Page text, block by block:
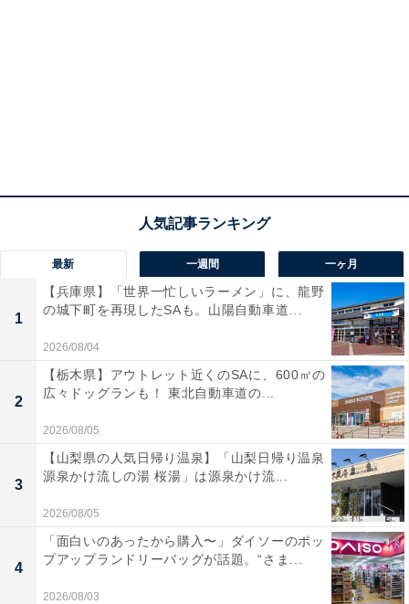
最新 一週間 一ヶ月
1
【兵庫県】「世界一忙しいラーメン」に、龍野
の城下町を再現したSAも。山陽自動車道...
2026/08/04
2
【栃木県】アウトレット近くのSAに、600㎡の
広々ドッグランも！ 東北自動車道の...
2026/08/05
3
【山梨県の人気日帰り温泉】「山梨日帰り温泉
源泉かけ流しの湯 桜湯」は源泉かけ流...
2026/08/05
4
「面白いのあったから購入〜」ダイソーのポッ
プアップランドリーバッグが話題。“さま...
2026/08/03